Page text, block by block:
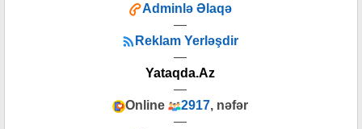
Adminlə Əlaqə
—
Reklam Yerləşdir
—
Yataqda.Az
—
Online
2917, nəfər
—